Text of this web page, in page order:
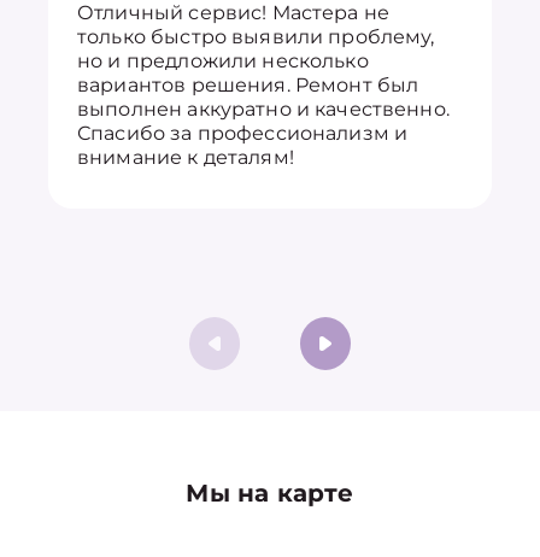
Отличный сервис! Мастера не
только быстро выявили проблему,
но и предложили несколько
вариантов решения. Ремонт был
выполнен аккуратно и качественно.
Спасибо за профессионализм и
внимание к деталям!
Мы на карте